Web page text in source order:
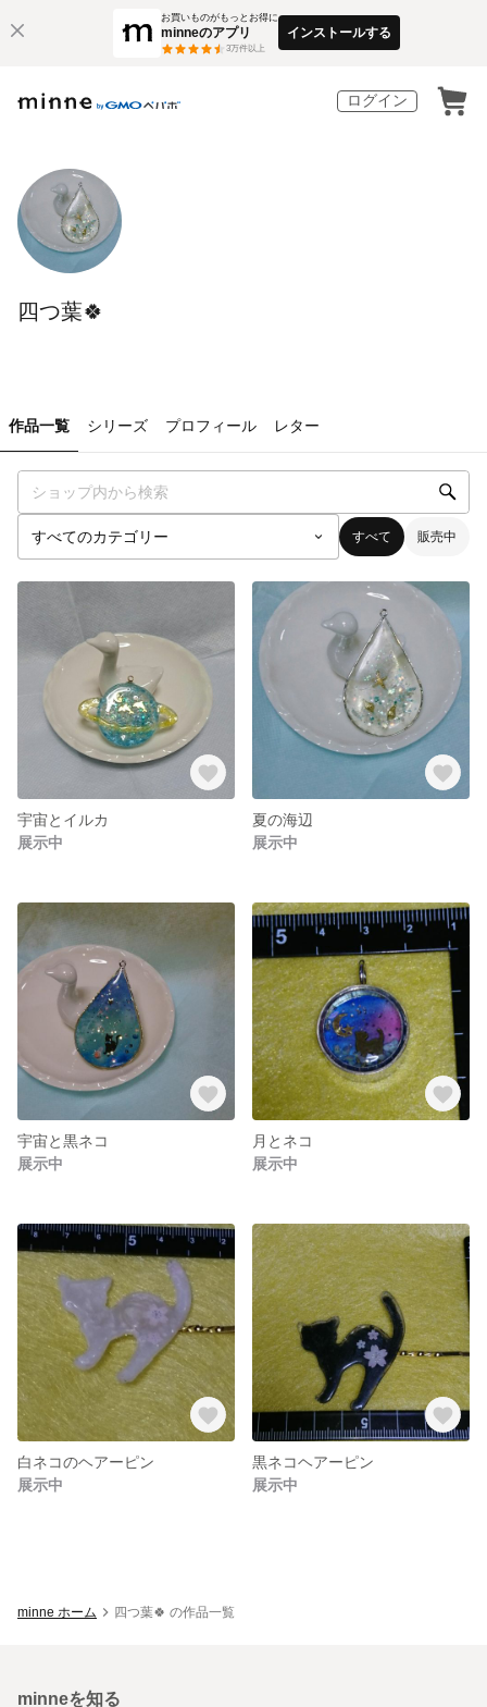
お買いものがもっとお得に
minneのアプリ
3万件以上
インストールする
ログイン
四つ葉🍀
作品一覧 シリーズ プロフィール レター
すべて 販売中
宇宙とイルカ
展示中
夏の海辺
展示中
宇宙と黒ネコ
展示中
月とネコ
展示中
白ネコのヘアーピン
展示中
黒ネコヘアーピン
展示中
minne ホーム 四つ葉🍀 の作品一覧
minneを知る